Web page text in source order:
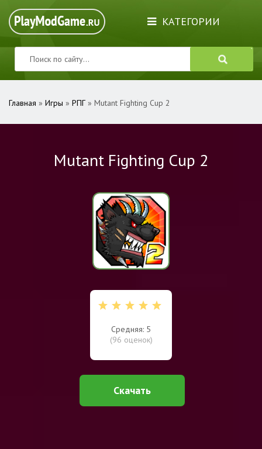
КАТЕГОРИИ
Главная » Игры » РПГ » Mutant Fighting Cup 2
Mutant Fighting Cup 2
Средняя: 5
(96 оценок)
Скачать